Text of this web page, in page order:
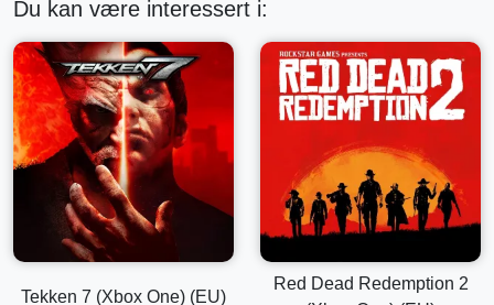
Du kan være interessert i:
Tekken 7 (Xbox One) (EU)
Red Dead Redemption 2